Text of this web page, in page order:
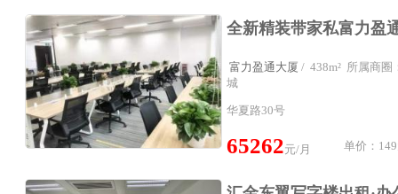
富力盈通大厦 / 438m² 所属商圈
城
华夏路30号
65262元/月 单价：149